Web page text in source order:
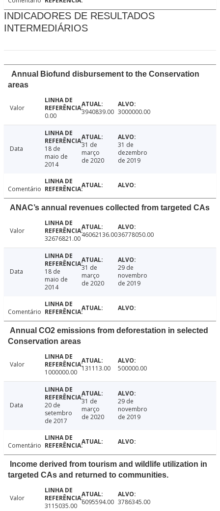
INDICADORES DE RESULTADOS
INTERMEDIÁRIOS
Annual Biofund disbursement to the Conservation
areas
Valor
0.00
3940839.00 3000000.00
Data
18 de
maio de
2014
31 de
março
de 2020
31 de
dezembro
de 2019
Comentário
ANAC’s annual revenues collected from targeted CAs
Valor
32676821.0046062136.0036778050.00
Data
18 de
maio de
2014
31 de
março
de 2020
29 de
novembro
de 2019
Comentário
Annual CO2 emissions from deforestation in selected
Conservation areas
Valor
1000000.00 131113.00 500000.00
Data
20 de
setembro
de 2017
31 de
março
de 2020
29 de
novembro
de 2019
Comentário
Income derived from tourism and wildlife utilization in
targeted CAs and returned to communities.
Valor
3115035.00 6095594.00 3786345.00